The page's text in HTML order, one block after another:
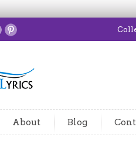
About Blog